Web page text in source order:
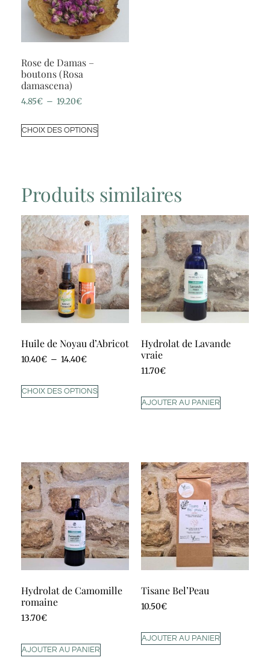
Rose de Damas –
boutons (Rosa
damascena)
4.85€ – 19.20€
CHOIX DES OPTIONS
Produits similaires
Huile de Noyau d’Abricot
10.40€ – 14.40€
CHOIX DES OPTIONS
Hydrolat de Lavande
vraie
11.70€
AJOUTER AU PANIER
Hydrolat de Camomille
romaine
13.70€
AJOUTER AU PANIER
Tisane Bel’Peau
10.50€
AJOUTER AU PANIER